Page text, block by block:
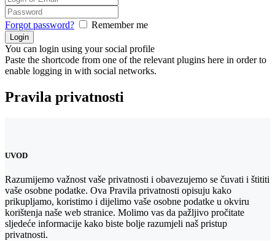
Forgot password? Remember me
You can login using your social profile
Paste the shortcode from one of the relevant plugins here in order to
enable logging in with social networks.
Pravila privatnosti
UVOD
Razumijemo važnost vaše privatnosti i obavezujemo se čuvati i štititi
vaše osobne podatke. Ova Pravila privatnosti opisuju kako
prikupljamo, koristimo i dijelimo vaše osobne podatke u okviru
korištenja naše web stranice. Molimo vas da pažljivo pročitate
sljedeće informacije kako biste bolje razumjeli naš pristup
privatnosti.